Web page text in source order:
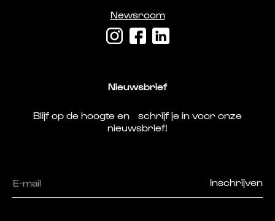
Newsroom
Nieuwsbrief
Blijf op de hoogte en schrijf je in voor onze
nieuwsbrief!